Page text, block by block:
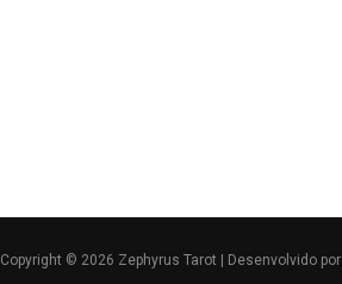
Copyright © 2026 Zephyrus Tarot | Desenvolvido por